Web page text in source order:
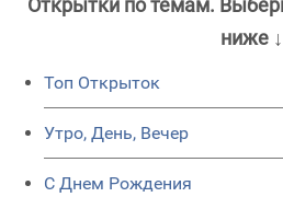
Открытки по темам.
ниже ↓
Топ Открыток
Утро, День, Вечер
C Днем Рождения